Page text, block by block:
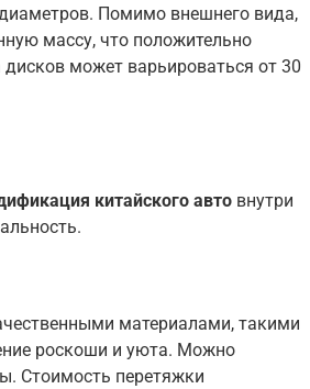
Помимо внешнего вида,
массу, что положительно
может варьироваться от 30
китайского авто внутри
материалами, такими
роскоши и уюта. Можно
Стоимость перетяжки